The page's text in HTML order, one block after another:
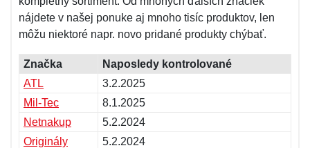
nájdete v našej ponuke aj mnoho tisíc produktov, len
môžu niektoré napr. novo pridané produkty chýbať.
Značka
Naposledy kontrolované
ATL
3.2.2025
Mil-Tec
8.1.2025
Netnakup
5.2.2024
Originály
5.2.2024